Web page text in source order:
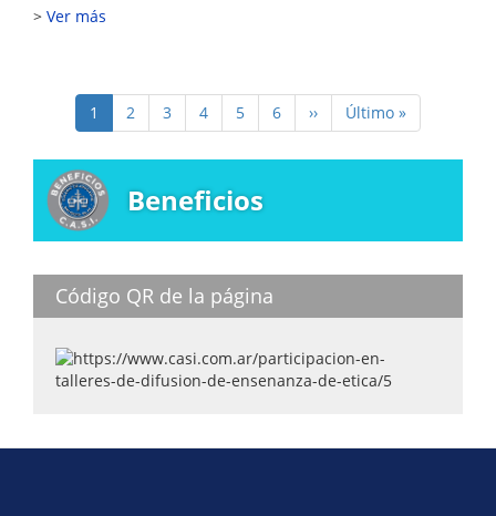
Ver más
Paginación
Página
actual
1 Page
2 Page
3 Page
4 Page
5 Page
6
Siguiente
página
››
Última
página
Último »
Beneficios
Código QR de la página